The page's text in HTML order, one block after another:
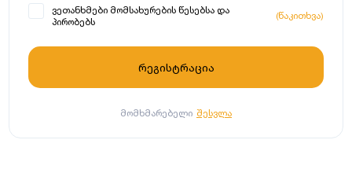
ვეთანხმები მომსახურების წესებსა და
პირობებს
(წაკითხვა)
მომხმარებელი შესვლა